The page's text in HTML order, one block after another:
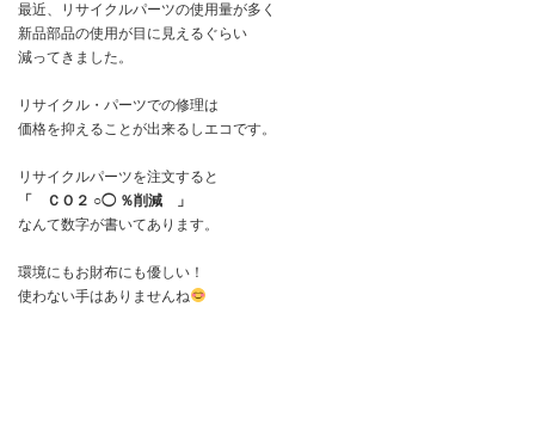
最近、リサイクルパーツの使用量が多く
新品部品の使用が目に見えるぐらい
減ってきました。
リサイクル・パーツでの修理は
価格を抑えることが出来るしエコです。
リサイクルパーツを注文すると
「 ＣＯ２ ○◯ ％削減 」
なんて数字が書いてあります。
環境にもお財布にも優しい！
使わない手はありませんね